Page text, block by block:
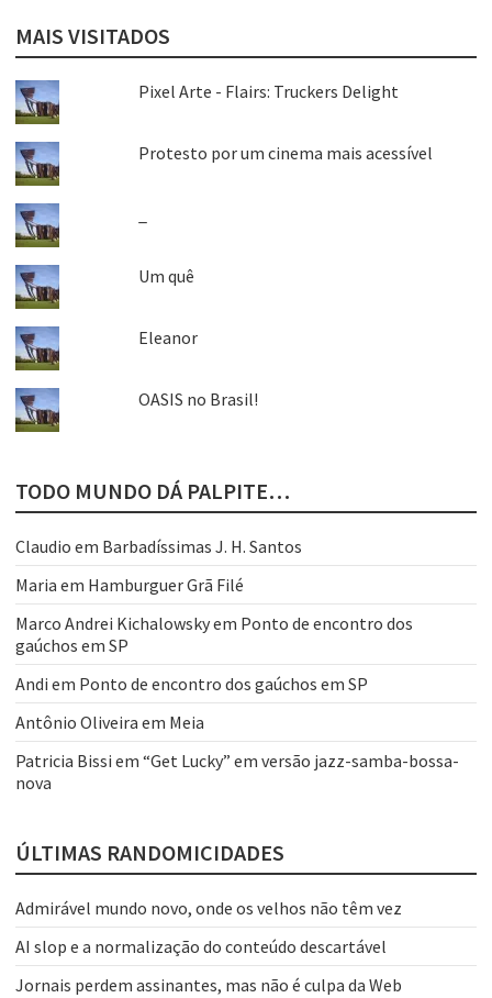
MAIS VISITADOS
Pixel Arte - Flairs: Truckers Delight
Protesto por um cinema mais acessível
Um quê
Eleanor
OASIS no Brasil!
TODO MUNDO DÁ PALPITE…
Claudio em Barbadíssimas J. H. Santos
Maria em Hamburguer Grã Filé
Marco Andrei Kichalowskyem Ponto de encontro dos
gaúchos em SP
Andi em Ponto de encontro dos gaúchos em SP
Antônio Oliveira em Meia
Patricia Bissi em “Get Lucky” em versão jazz-samba-bossa-
nova
ÚLTIMAS RANDOMICIDADES
Admirável mundo novo, onde os velhos não têm vez
AI slop e a normalização do conteúdo descartável
Jornais perdem assinantes, mas não é culpa da Web